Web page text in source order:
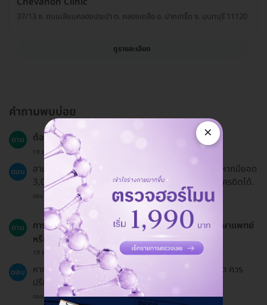
37/13 ซ. ถนนเลียบคลองประปา ต. คลองเกลือ อ. ปากเกร็ด จ. นนทบุรี 11120
ดูรายละเอียด
คำถามพบบ่อย
ถาม ต้องการจ่ายเป็นเงินสดหรือบัตรเครดิตได้หรือไม่?
19 ธ.ค. 2024
ตอบ
สามารถชำระเงินผ่านการโอนจ่ายหรือบัตรเครดิตได้ และหากมียอด
3,000 บาทขึ้นไป สามารถเลือกผ่อนชำระ 0% ผ่านบัตรเครดิตได้.
ตอบโดยทีมงาน HD
ถาม
การใช้ยาในระหว่างการทำกายภาพบำบัดควรมีการปรึกษาแพทย์
หรือไม่?
19 ธ.ค. 2024
ตอบ
หากมีความจำเป็นต้องใช้ยาควบคู่กับการทำกายภาพบำบัด ควร
ปรึกษาแพทย์หรือเภสัชกรก่อนเสมอ.
ตอบโดยทีมงาน HD
×